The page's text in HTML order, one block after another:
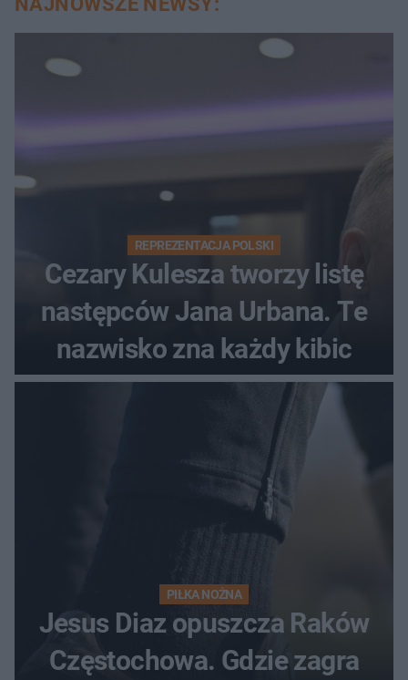
REPREZENTACJA POLSKI
Cezary Kulesza tworzy listę
następców Jana Urbana. Te
nazwisko zna każdy kibic
PIŁKA NOŻNA
Jesus Diaz opuszcza Raków
Częstochowa. Gdzie zagra